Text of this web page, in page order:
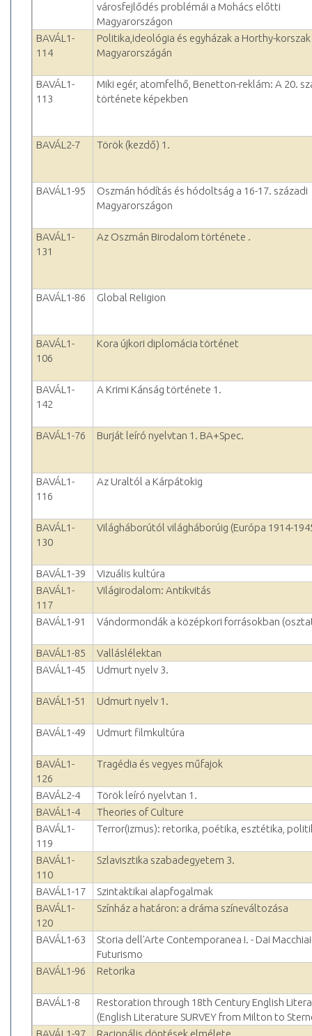
városfejlődés problémái a Mohács előtti
Magyarországon
BAVÁL1-
114
Politika,ideológia és egyházak a Horthy-korszak
Magyarországán
BAVÁL1-
113
Miki egér, atomfelhő, Benetton-reklám: A 20.
története képekben
BAVÁL2-7 Török (kezdő) 1.
BAVÁL1-95
Oszmán hódítás és hódoltság a 16-17. századi
Magyarországon
BAVÁL1-
131
Az Oszmán Birodalom története .
BAVÁL1-86 Global Religion
BAVÁL1-
106
Kora újkori diplomácia történet
BAVÁL1-
142
A Krimi Kánság története 1.
BAVÁL1-76 Burját leíró nyelvtan 1. BA+Spec.
BAVÁL1-
116
Az Uraltól a Kárpátokig
BAVÁL1-
130
Világháborútól világháborúig (Európa 1914-
BAVÁL1-39
Vizuális kultúra
BAVÁL1-
117
Világirodalom: Antikvitás
BAVÁL1-91 Vándormondák a középkori forrásokban
BAVÁL1-85
Valláslélektan
BAVÁL1-45
Udmurt nyelv 3.
BAVÁL1-51 Udmurt nyelv 1.
BAVÁL1-49 Udmurt filmkultúra
BAVÁL1-
126
Tragédia és vegyes műfajok
BAVÁL2-4
Török leíró nyelvtan 1.
BAVÁL1-4
Theories of Culture
BAVÁL1-
119
Terror(izmus): retorika, poétika, esztétika,
BAVÁL1-
110
Szlavisztika szabadegyetem 3.
BAVÁL1-17
Szintaktikai alapfogalmak
BAVÁL1-
120
Színház a határon: a dráma színeváltozása
BAVÁL1-63
Storia dell'Arte Contemporanea I. - Dai
Futurismo
BAVÁL1-96
Retorika
BAVÁL1-8
Restoration through 18th Century English
(English Literature SURVEY from Milton to